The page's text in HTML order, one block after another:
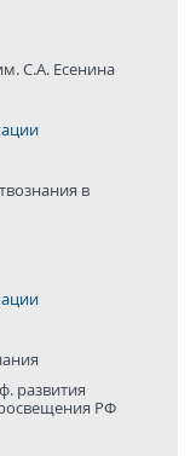
С.А. Есенина
в
развития
РФ